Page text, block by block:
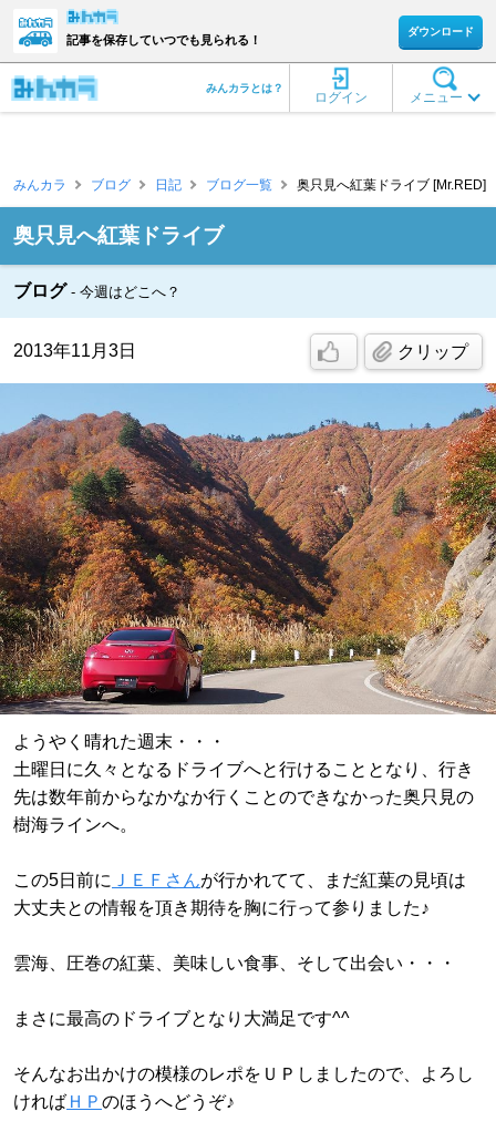
記事を保存していつでも見られる！
ダウンロード
メニュー
ログイン
みんカラとは？
みんカラ ブログ 日記 ブログ一覧 奥只見へ紅葉ドライブ [Mr.RED]
奥只見へ紅葉ドライブ
ブログ 今週はどこへ？
2013年11月3日 クリップ
ようやく晴れた週末・・・
土曜日に久々となるドライブへと行けることとなり、行き
先は数年前からなかなか行くことのできなかった奥只見の
樹海ラインへ。
この5日前に ＪＥＦさんが行かれてて、まだ紅葉の見頃は
大丈夫との情報を頂き期待を胸に行って参りました♪
雲海、圧巻の紅葉、美味しい食事、そして出会い・・・
まさに最高のドライブとなり大満足です^^
そんなお出かけの模様のレポをＵＰしましたので、よろし
ければ ＨＰ のほうへどうぞ♪